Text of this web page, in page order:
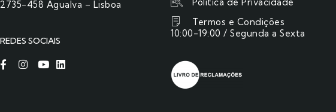
2735-458 Agualva – Lisboa
REDES SOCIAIS
Termos e Condições
10:00-19:00 / Segunda a Sexta